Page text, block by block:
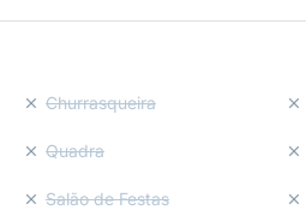
Churrasqueira
Quadra
Salão de Festas